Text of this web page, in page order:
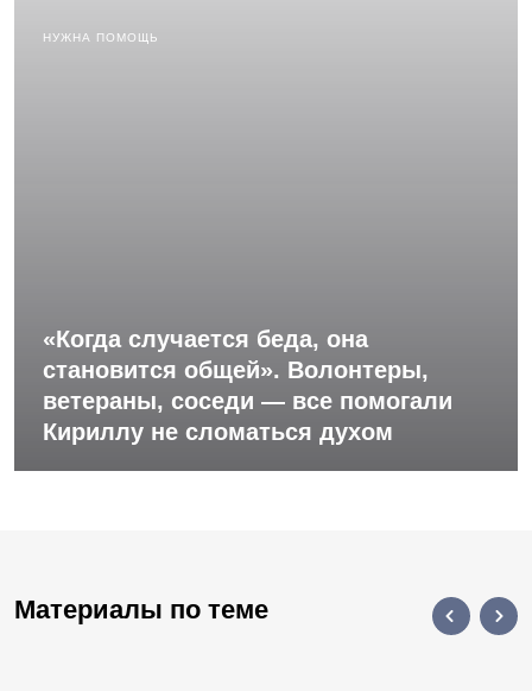
НУЖНА ПОМОЩЬ
«Когда случается беда, она
становится общей». Волонтеры,
ветераны, соседи — все помогали
Кириллу не сломаться духом
Материалы по теме